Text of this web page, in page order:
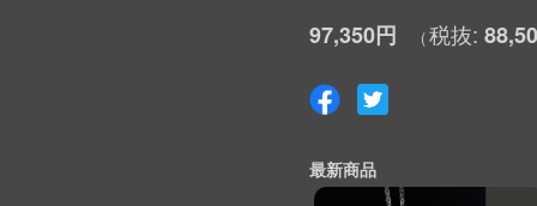
97,350円
最新商品